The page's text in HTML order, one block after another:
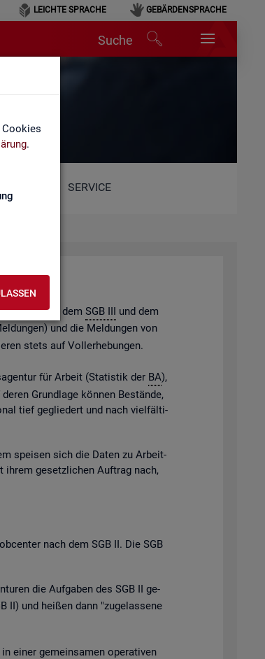
.
LEICHTE SPRACHE GEBÄRDENSPRACHE
Suche
SERVICE
nach dem SGB III und dem
und die Mel­dun­gen von
stets auf Vol­l­er­he­bun­gen.
für Ar­beit (Sta­tis­tik der BA),
Grund­la­ge kön­nen Be­stän­de,
tief ge­glie­dert und nach viel­fäl­ti­
spei­sen sich die Daten zu Ar­beit­
ihrem ge­setz­li­chen Auf­trag nach,
nach dem SGB II. Die SGB
die Auf­ga­ben des SGB II ge­
II) und hei­ßen dann "zu­ge­las­se­ne
einer ge­mein­sa­men ope­ra­ti­ven